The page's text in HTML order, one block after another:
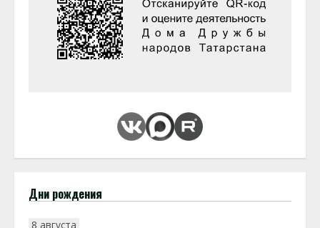
Дни рождения
8 августа